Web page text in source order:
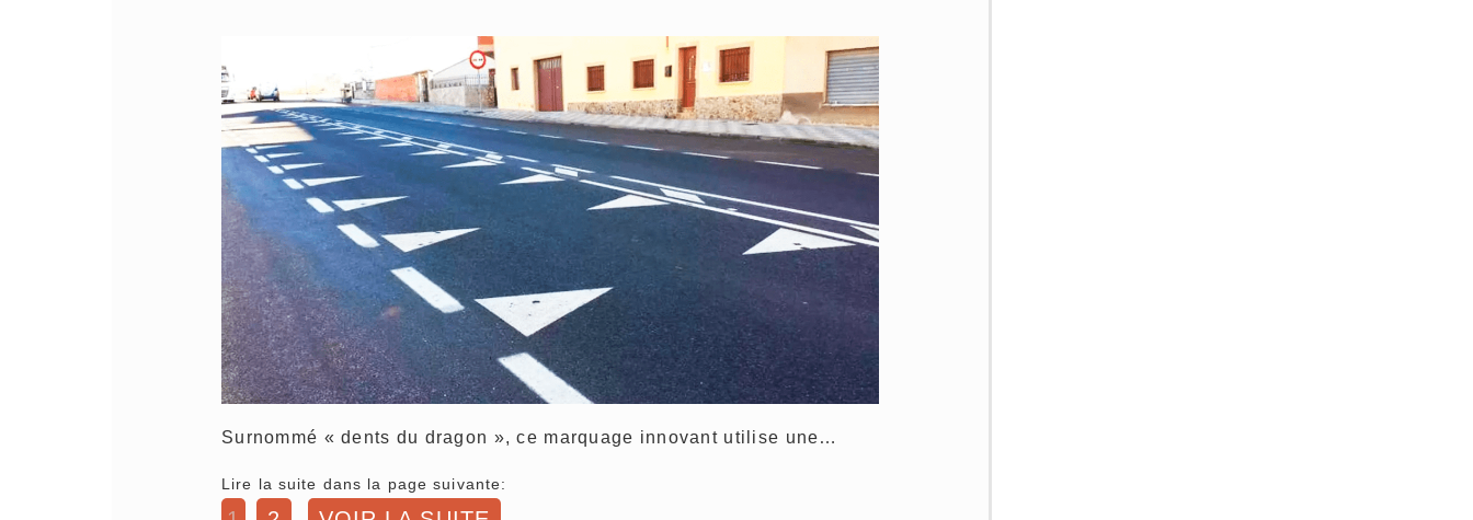
Surnommé « dents du dragon », ce marquage innovant utilise une…
Lire la suite dans la page suivante: